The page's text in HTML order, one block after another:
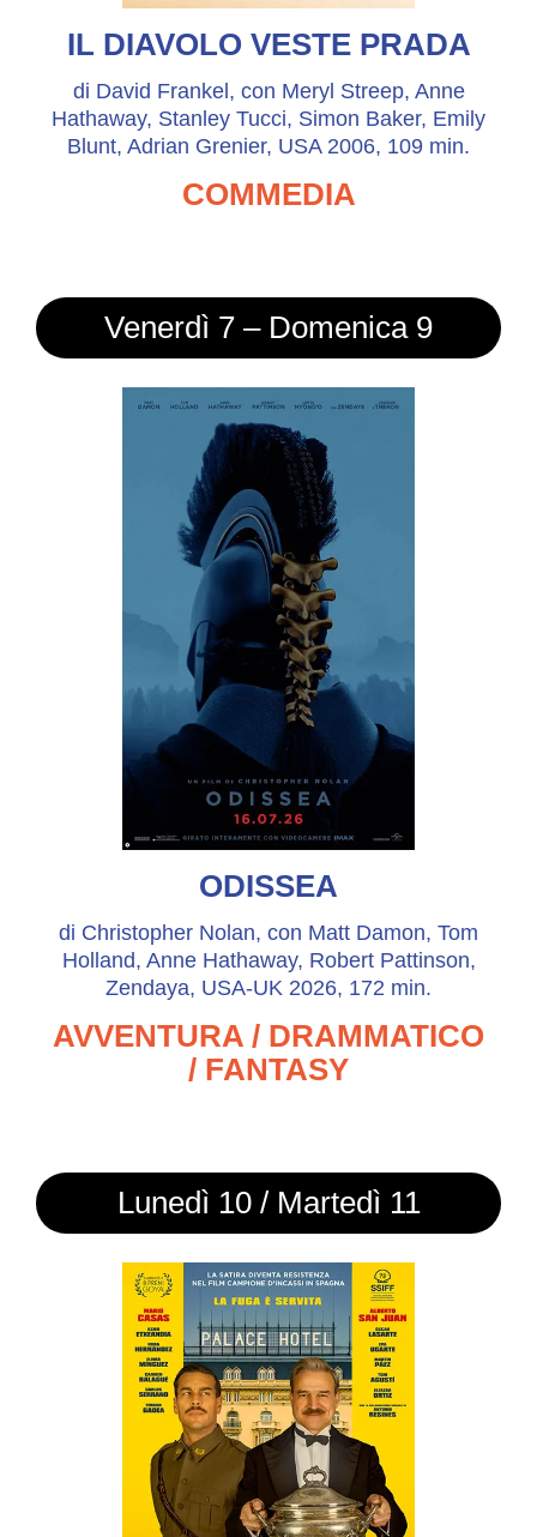
IL DIAVOLO VESTE PRADA
di David Frankel, con Meryl Streep, Anne
Hathaway, Stanley Tucci, Simon Baker, Emily
Blunt, Adrian Grenier, USA 2006, 109 min.
COMMEDIA
Venerdì 7 – Domenica 9
ODISSEA
di Christopher Nolan, con Matt Damon, Tom
Holland, Anne Hathaway, Robert Pattinson,
Zendaya, USA-UK 2026, 172 min.
AVVENTURA / DRAMMATICO
/ FANTASY
Lunedì 10 / Martedì 11